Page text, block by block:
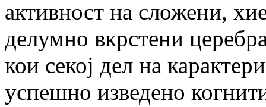
активност на сложени,
делумно вкрстени
кои секој дел на
успешно изведено